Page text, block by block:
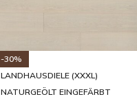
-30%
LANDHAUSDIELE (XXXL)
NATURGEÖLT EINGEFÄRBT